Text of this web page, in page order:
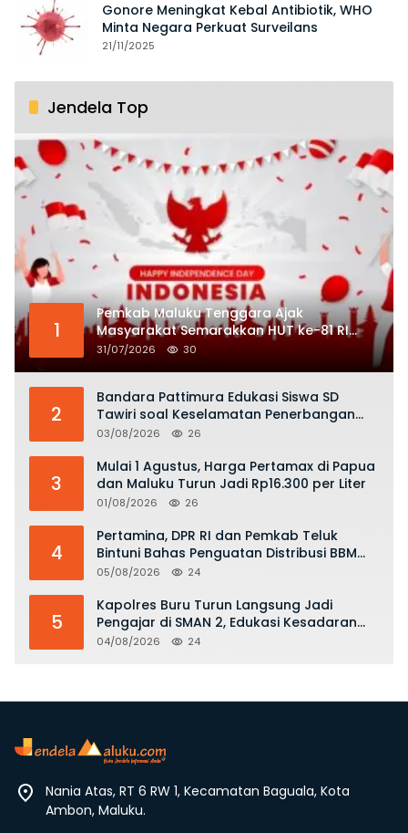
Gonore Meningkat Kebal Antibiotik, WHO
Minta Negara Perkuat Surveilans
21/11/2025
Jendela Top
1
Pemkab Maluku Tenggara Ajak
Masyarakat Semarakkan HUT ke-81 RI
dengan Semangat Nasionalisme
31/07/2026 30
2
Bandara Pattimura Edukasi Siswa SD
Tawiri soal Keselamatan Penerbangan
dan Bahaya Bermain Layang-layang di
03/08/2026 26
3
Mulai 1 Agustus, Harga Pertamax di Papua
dan Maluku Turun Jadi Rp16.300 per Liter
01/08/2026 26
4
Pertamina, DPR RI dan Pemkab Teluk
Bintuni Bahas Penguatan Distribusi BBM
dan LPG
05/08/2026 24
5
Kapolres Buru Turun Langsung Jadi
Pengajar di SMAN 2, Edukasi Kesadaran
Hukum dan Stop Kekerasan
04/08/2026 24
Nania Atas, RT 6 RW 1, Kecamatan Baguala, Kota
Ambon, Maluku.